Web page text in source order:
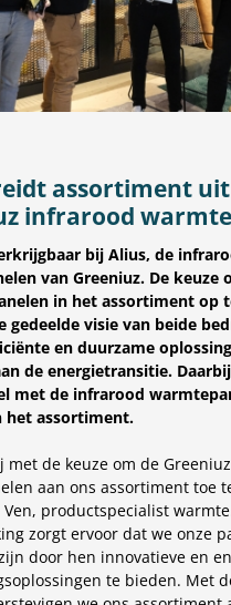
assortiment
infrarood
bij Alius, de
van Greeniuz. De keuze
in het assortiment op
gedeelde visie van beide
en duurzame
de energietransitie.
met de infrarood
het assortiment.
met de keuze om de
aan ons assortiment toe
Ven, productspecialist
zorgt ervoor dat we onze
door hen innovatieve en
te bieden. Met